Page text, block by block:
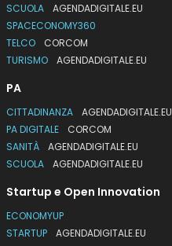
SCUOLA
AGENDADIGITALE.EU
SPACECONOMY360
TELCO
CORCOM
TURISMO
AGENDADIGITALE.EU
PA
CITTADINANZA
AGENDADIGITALE.EU
PA DIGITALE
CORCOM
SANITÀ
AGENDADIGITALE.EU
SCUOLA
AGENDADIGITALE.EU
Startup e Open Innovation
ECONOMYUP
STARTUP
AGENDADIGITALE.EU